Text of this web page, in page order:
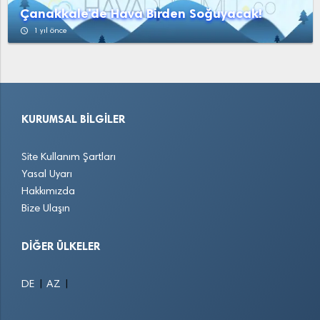
Çanakkale'de Hava Birden Soğuyacak!
access_time 1 yıl önce
KURUMSAL BILGILER
Site Kullanım Şartları
Yasal Uyarı
Hakkımızda
Bize Ulaşın
DIĞER ÜLKELER
DE AZ